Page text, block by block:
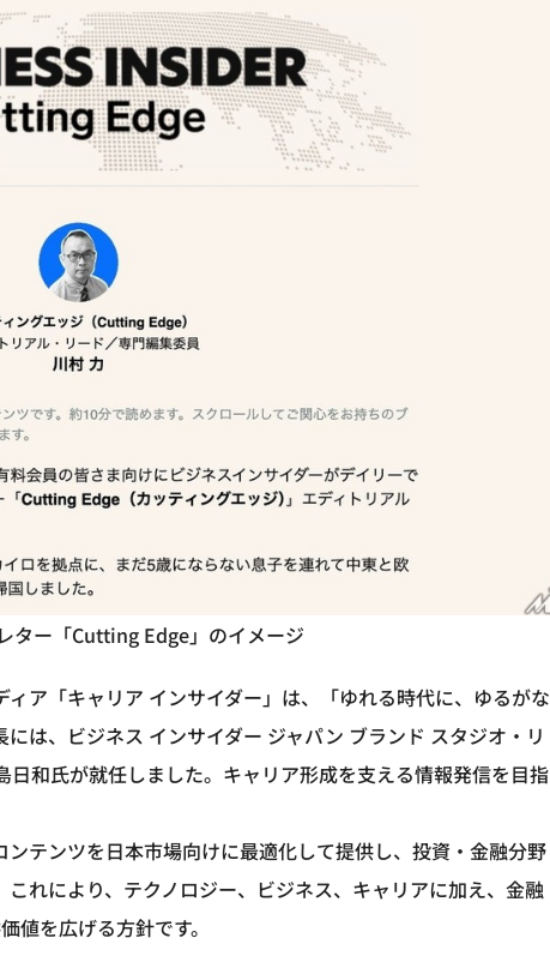
ター「Cutting Edge」のイメージ
ア「キャリア インサイダー」は、「ゆれる時代に、ゆるがな
は、ビジネス インサイダー ジャパン ブランド スタジオ・リ
和氏が就任しました。キャリア形成を支える情報発信を目指
テンツを日本市場向けに最適化して提供し、投資・金融分野
れにより、テクノロジー、ビジネス、キャリアに加え、金融
値を広げる方針です。